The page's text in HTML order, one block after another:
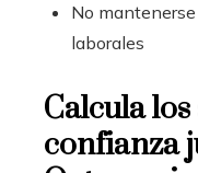
No
laborales
Calcula
confianza